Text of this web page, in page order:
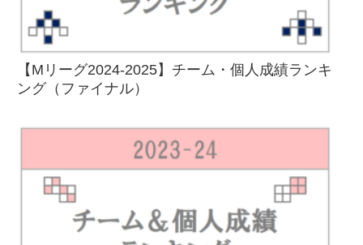
【Mリーグ2024-2025】チーム・個人成績ランキ
ング（ファイナル）